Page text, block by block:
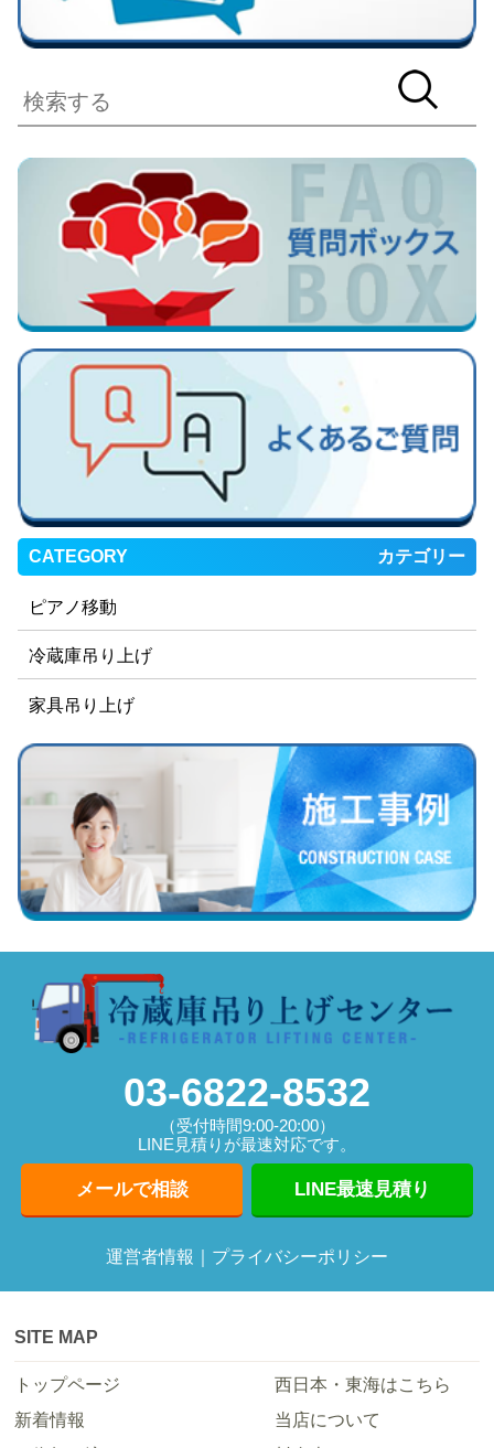
CATEGORY カテゴリー
ピアノ移動
冷蔵庫吊り上げ
家具吊り上げ
03-6822-8532
（受付時間9:00-20:00）
LINE見積りが最速対応です。
メールで相談 LINE最速見積り
運営者情報 プライバシーポリシー
SITE MAP
トップページ
西日本・東海はこちら
新着情報
当店について